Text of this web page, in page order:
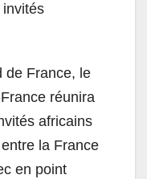
de France, le
réunira
africains
la France
en point